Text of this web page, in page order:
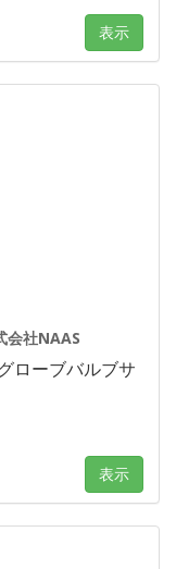
表示
会社NAAS
ローブバルブサ
表示